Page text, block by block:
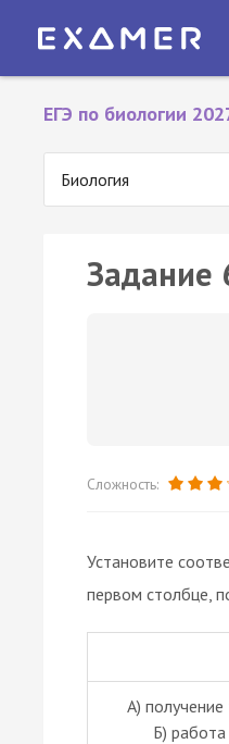
ЕГЭ по биологии
Биология
Задание
Сложность:
Установите
первом столбце,
А)
Б) работа